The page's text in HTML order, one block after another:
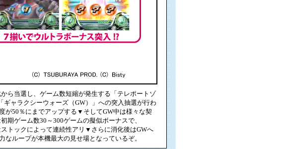
ら当選し、ゲーム数短縮が発生する「テレポートゾ
ャラクシーウォーズ（GW）」への突入抽選が行わ
が50％にまでアップする▼そしてGW中は様々な契
期ゲーム数30～300ゲームの擬似ボーナスで、
トックによって連続性アリ▼さらに消化後はGWへ
ループが本機最大の見せ場となっているぞ。